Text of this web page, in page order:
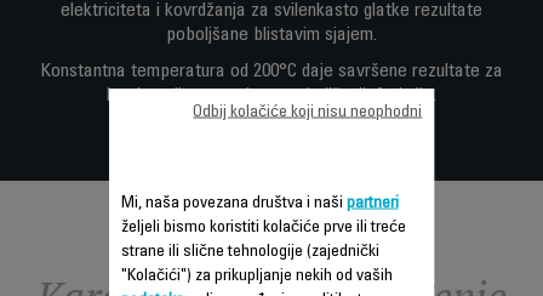
elektriciteta i kovrdžanja za svilenkasto glatke rezultate
poboljšane blistavim sjajem.
Konstantna temperatura od 200°C daje savršene rezultate za
kratko vrijeme, s nizom poboljšanih funkcija.
Mi, naša povezana društva i naši partneri
željeli bismo koristiti kolačiće prve ili treće
strane ili slične tehnologije (zajednički
"Kolačići") za prikupljanje nekih od vaših
Odbij kolačiće koji nisu neophodni